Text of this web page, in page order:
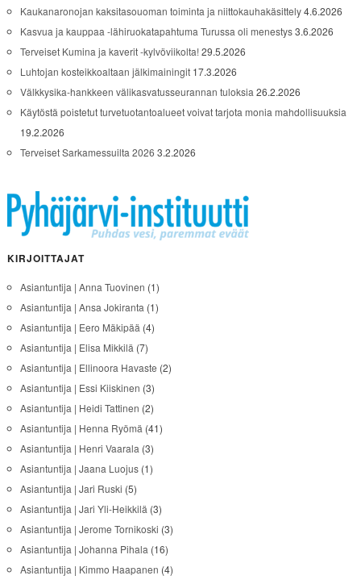
Kaukanaronojan kaksitasouoman toiminta ja niittokauhakäsittely4.6.2026
Kasvua ja kauppaa -lähiruokatapahtuma Turussa oli menestys3.6.2026
Terveiset Kumina ja kaverit -kylvöviikolta!29.5.2026
Luhtojan kosteikkoaltaan jälkimainingit 17.3.2026
Välkkysika-hankkeen välikasvatusseurannan tuloksia 26.2.2026
Käytöstä poistetut turvetuotantoalueet voivat tarjota monia mahdollisuuksia
19.2.2026
Terveiset Sarkamessuilta 2026 3.2.2026
KIRJOITTAJAT
Asiantuntija | Anna Tuovinen (1)
Asiantuntija | Ansa Jokiranta (1)
Asiantuntija | Eero Mäkipää (4)
Asiantuntija | Elisa Mikkilä (7)
Asiantuntija | Ellinoora Havaste (2)
Asiantuntija | Essi Kiiskinen (3)
Asiantuntija | Heidi Tattinen (2)
Asiantuntija | Henna Ryömä (41)
Asiantuntija | Henri Vaarala (3)
Asiantuntija | Jaana Luojus(1)
Asiantuntija | Jari Ruski (5)
Asiantuntija | Jari Yli-Heikkilä (3)
Asiantuntija | Jerome Tornikoski (3)
Asiantuntija | Johanna Pihala (16)
Asiantuntija | Kimmo Haapanen (4)